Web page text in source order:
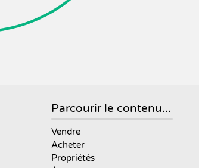
Parcourir le contenu...
Vendre
Acheter
Propriétés